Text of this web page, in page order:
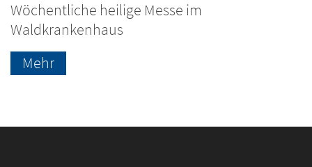
Wöchentliche heilige Messe im
Waldkrankenhaus
Mehr